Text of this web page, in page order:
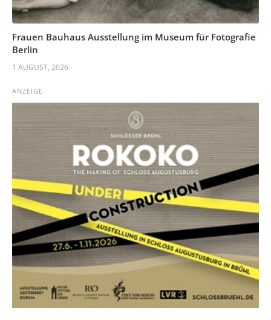
Frauen Bauhaus Ausstellung im Museum für Fotografie
Berlin
1 AUGUST, 2026
ANZEIGE